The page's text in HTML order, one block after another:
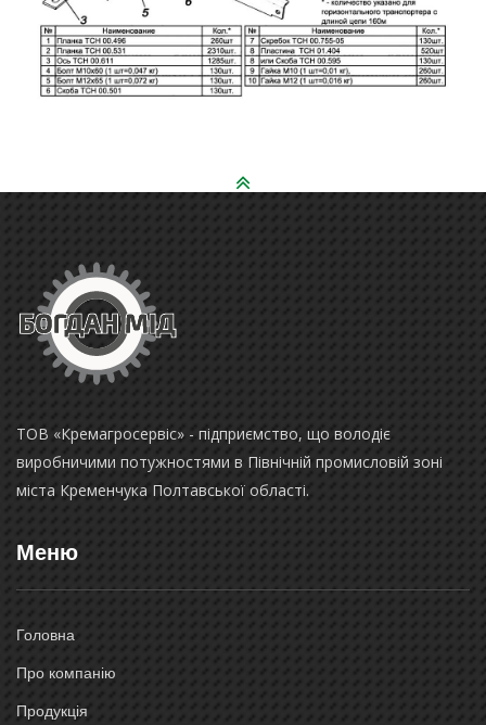
ТОВ «Кремагросервіс» - підприємство, що володіє
виробничими потужностями в Північній промисловій зоні
міста Кременчука Полтавської області.
Меню
Головна
Про компанію
Продукція